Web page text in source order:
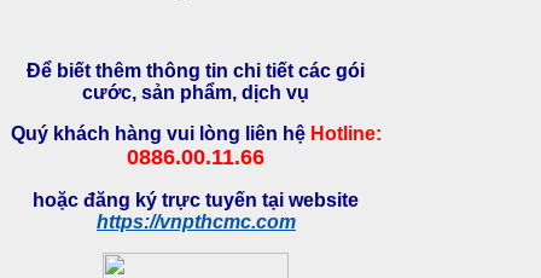
Để biết thêm thông tin chi tiết các gói
cước, sản phẩm, dịch vụ
Quý khách hàng vui lòng liên hệHotline:
0886.00.11.66
hoặc đăng ký trực tuyến tại website
https://vnpthcmc.com